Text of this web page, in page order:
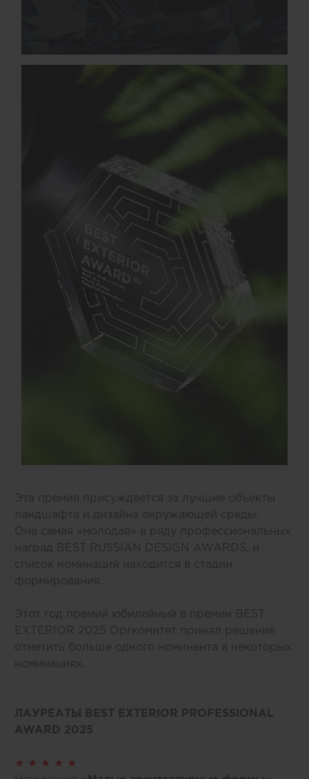
Эта премия присуждается за лучшие объекты
ландшафта и дизайна окружающей среды.
Она самая «молодая» в ряду профессиональных
наград BEST RUSSIAN DESIGN AWARDS, и
список номинаций находится в стадии
формирования.
Этот год премий юбилейный в премии BEST
EXTERIOR 2025 Оргкомитет принял решение
отметить больше одного номинанта в некоторых
номинациях.
ЛАУРЕАТЫ BEST EXTERIOR PROFESSIONAL
AWARD 2025
★ ★ ★ ★ ★